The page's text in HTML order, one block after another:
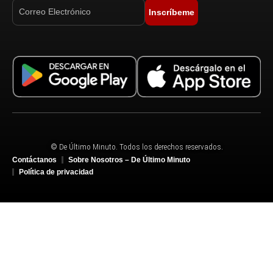
Inscríbeme
© De Último Minuto. Todos los derechos reservados.
Contáctanos
Sobre Nosotros – De Último Minuto
Política de privacidad